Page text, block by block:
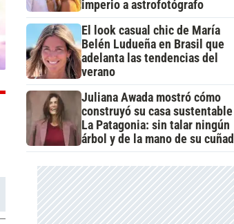
imperio a astrofotógrafo
El look casual chic de María
Belén Ludueña en Brasil que
adelanta las tendencias del
verano
Juliana Awada mostró cómo
construyó su casa
La Patagonia: sin talar ningún
árbol y de la mano de su